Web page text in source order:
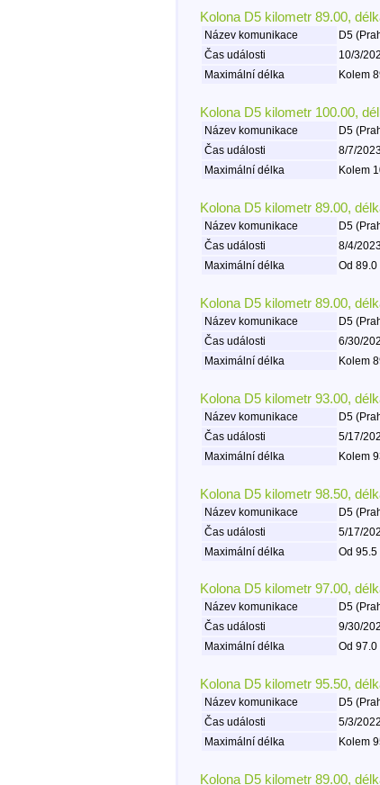
Kolona D5 kilometr 89.00,
Název komunikace D5
Čas události
10/3/
Maximální délka
Kolem
Kolona D5 kilometr 100.00,
Název komunikace D5
Čas události
8/7/
Maximální délka
Kolem
Kolona D5 kilometr 89.00,
Název komunikace D5
Čas události
8/4/
Maximální délka
Od 89.0
Kolona D5 kilometr 89.00,
Název komunikace D5
Čas události
6/30/
Maximální délka
Kolem
Kolona D5 kilometr 93.00,
Název komunikace D5
Čas události
5/17/
Maximální délka
Kolem
Kolona D5 kilometr 98.50,
Název komunikace D5
Čas události
5/17/
Maximální délka
Od 95.5
Kolona D5 kilometr 97.00,
Název komunikace D5
Čas události
9/30/
Maximální délka
Od 97.0
Kolona D5 kilometr 95.50,
Název komunikace D5
Čas události
5/3/
Maximální délka
Kolem
Kolona D5 kilometr 89.00,